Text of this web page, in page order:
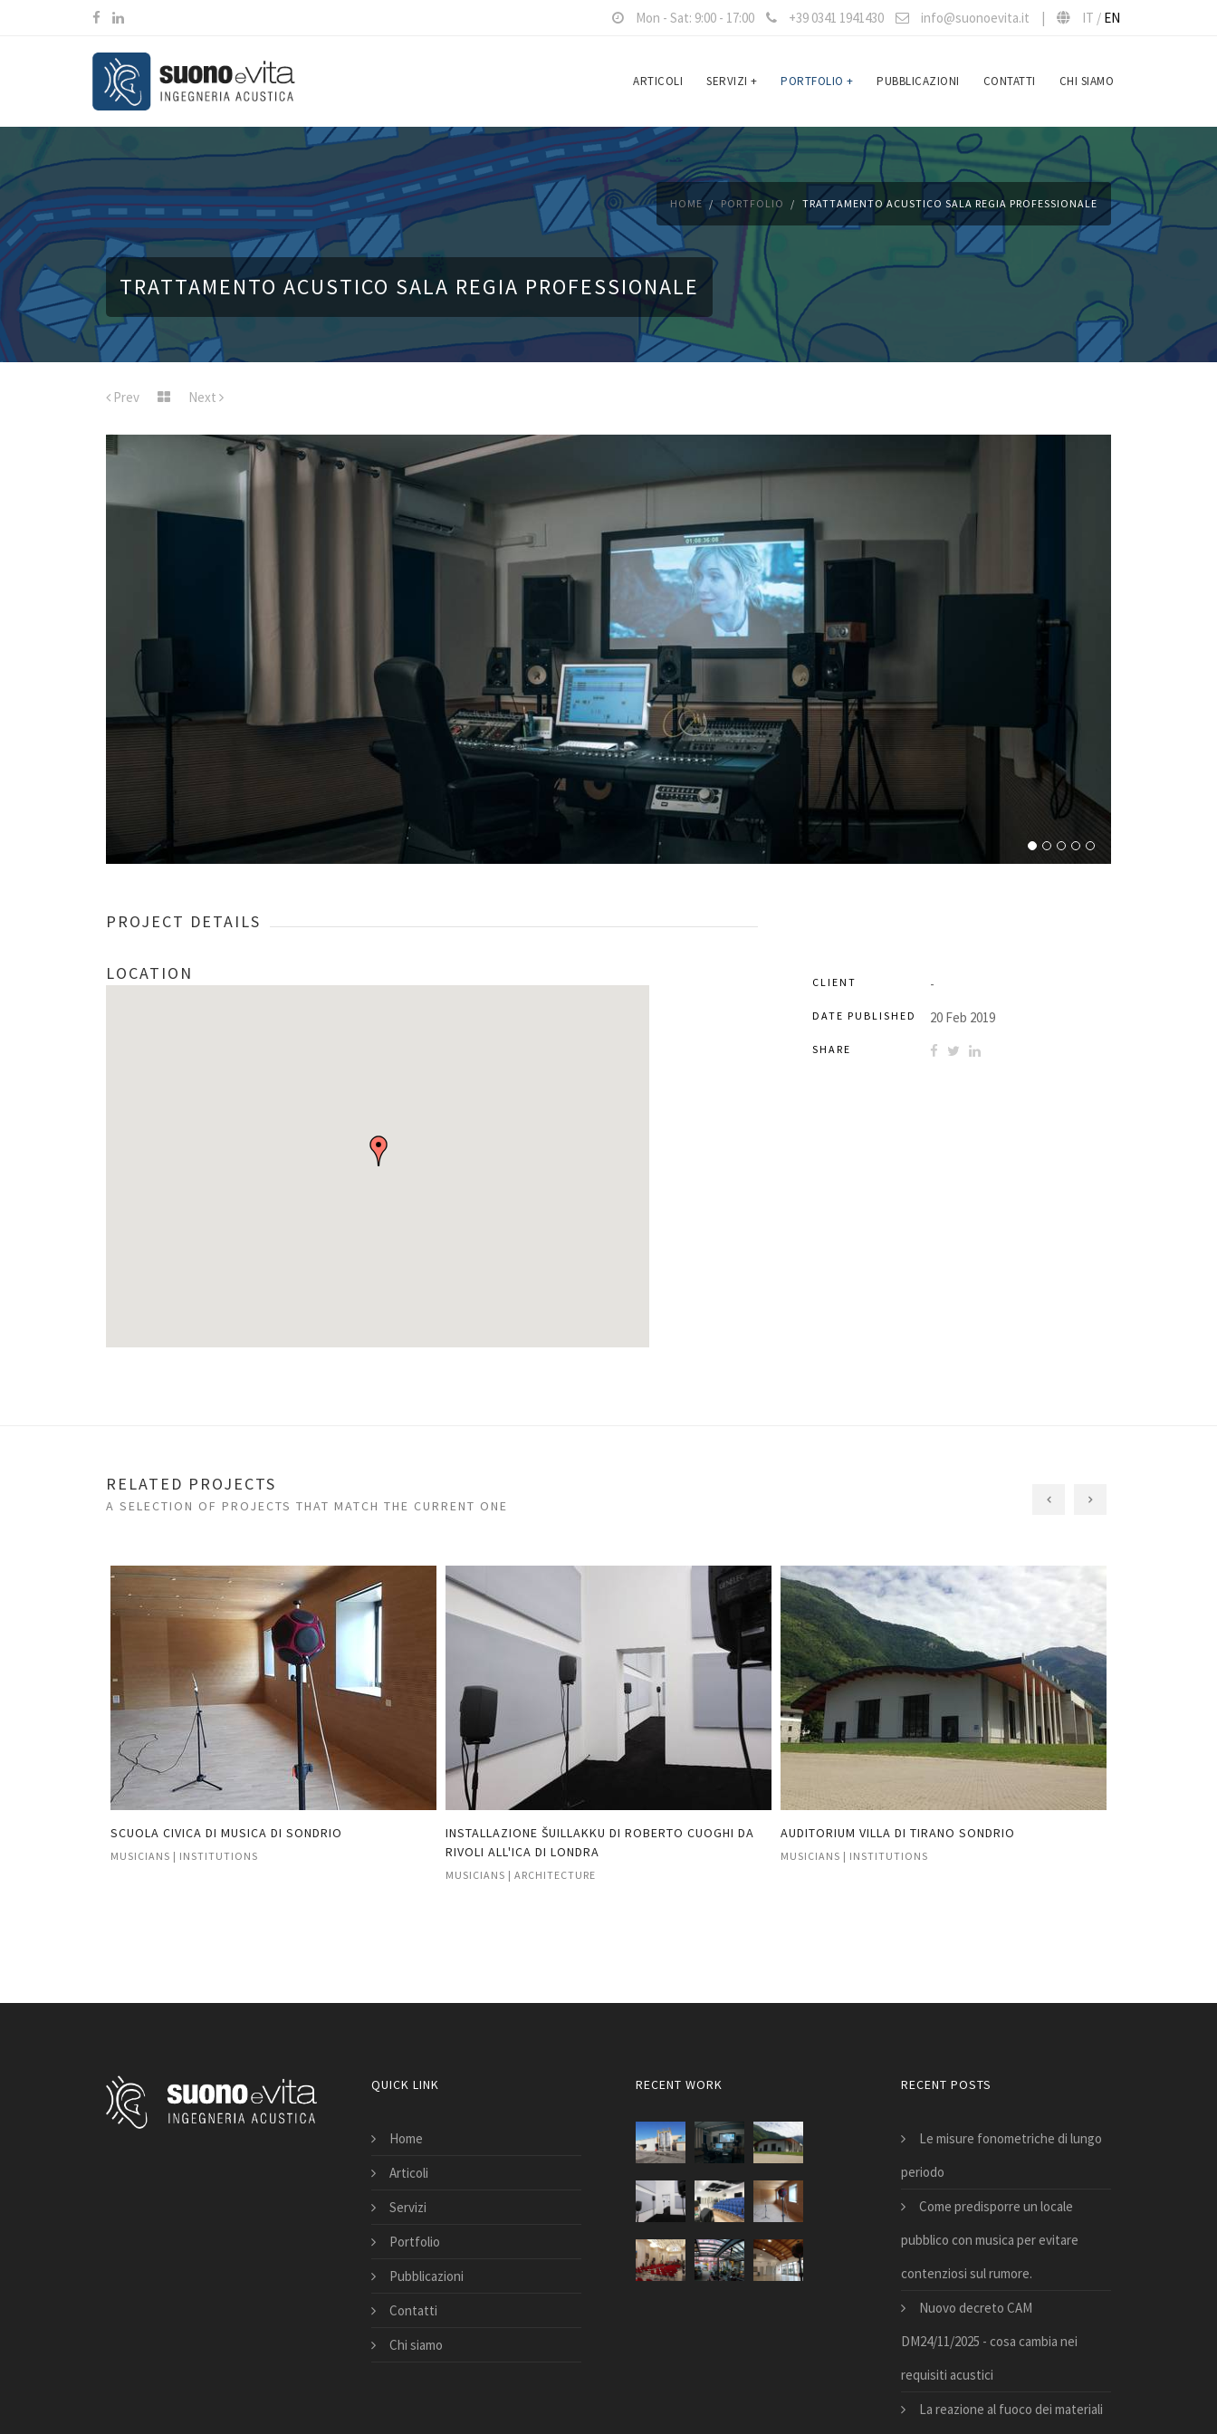
Mon - Sat: 9:00 - 17:00 +39 0341 1941430 info@suonoevita.it | IT / EN
ARTICOLI SERVIZI + PORTFOLIO + PUBBLICAZIONI CONTATTI CHI SIAMO
TRATTAMENTO ACUSTICO SALA REGIA PROFESSIONALE
HOME PORTFOLIO TRATTAMENTO ACUSTICO SALA REGIA PROFESSIONALE
Prev Next
PROJECT DETAILS
LOCATION CLIENT -
DATE PUBLISHED 20 Feb 2019
SHARE
RELATED PROJECTS
A SELECTION OF PROJECTS THAT MATCH THE CURRENT ONE
SCUOLA CIVICA DI MUSICA DI SONDRIO
MUSICIANS | INSTITUTIONS
INSTALLAZIONE ŠUILLAKKU DI ROBERTO CUOGHI DA
RIVOLI ALL'ICA DI LONDRA
MUSICIANS | ARCHITECTURE
AUDITORIUM VILLA DI TIRANO SONDRIO
MUSICIANS | INSTITUTIONS
QUICK LINK
Home
Articoli
Servizi
Portfolio
Pubblicazioni
Contatti
Chi siamo
RECENT WORK RECENT POSTS
Le misure fonometriche di lungo
periodo
Come predisporre un locale
pubblico con musica per evitare
contenziosi sul rumore.
Nuovo decreto CAM
DM24/11/2025 - cosa cambia nei
requisiti acustici
La reazione al fuoco dei materiali